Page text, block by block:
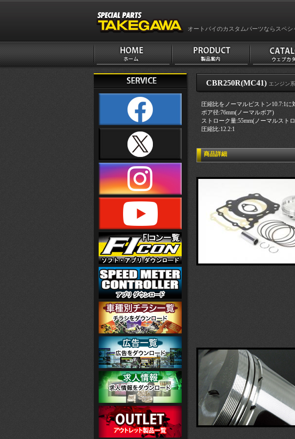
オートバイのカスタムパーツならスペシ
CBR250R(MC41) エンジン系
圧縮比をノーマルピストン10.7:1
ボア径:76mm(ノーマルボア)
ストローク量:55mm(ノーマルスト
圧縮比:12.2:1
商品詳細